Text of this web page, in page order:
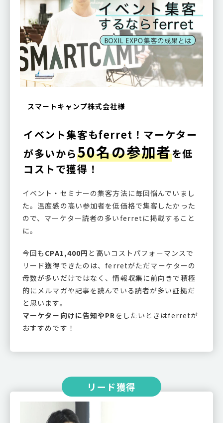
スマートキャンプ株式会社様
イベント集客もferret！マーケター
が多いから50名の参加者を低
コストで獲得！
イベント・セミナーの集客方法に毎回悩んでいまし
た。温度感の高い参加者を低価格で集客したかった
ので、マーケター読者の多いferretに掲載すること
に。
今回も CPA1,400円 と高いコストパフォーマンスで
リード獲得できたのは、ferretがただマーケターの
母数が多いだけではなく、情報収集に前向きで積極
的にメルマガや記事を読んでいる読者が多い証拠だ
と思います。
マーケター向けに告知やPRをしたいときはferretが
おすすめです！
リード獲得